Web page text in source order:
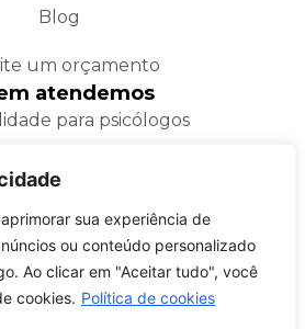
sua experiência de
ou conteúdo personalizado
Ao clicar em "Aceitar tudo", você
cookies. Política de cookies
Blog
um orçamento
atendemos
para psicólogos
para médicos
condomínios e administradoras
para saúde e bem-estar
nos